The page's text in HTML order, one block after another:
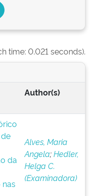
time: 0.021 seconds).
Author(s)
da
Alves, Maria
Angela;Hedler,
Helga C.
(Examinadora)